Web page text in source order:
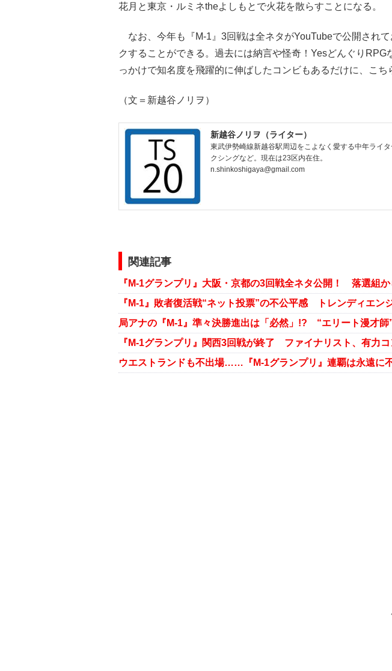
花月と東京・ルミネtheよしもとで火花を散らすことになる。
なお、今年も『M-1』3回戦は全ネタがYouTubeで公開され
クすることができる。過去には納言や怪奇！YesどんぐりRPG
っかけで知名度を飛躍的に伸ばしたコンビもあるだけに、こち
（文＝新越谷ノリヲ）
新越谷ノリヲ（ライター）
東武伊勢崎線新越谷駅周辺をこよなく愛する中年ライ
クシングなど。現在は23区内在住。
n.shinkoshigaya@gmail.com
関連記事
『M-1グランプリ』大阪・京都の3回戦全ネタ公開！ 落選組